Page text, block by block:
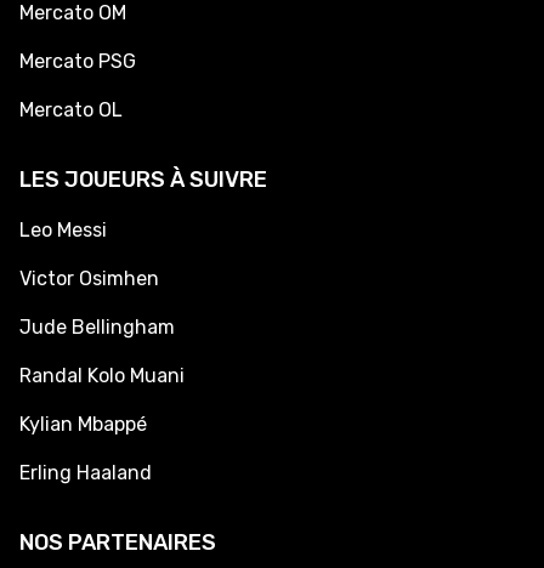
Mercato OM
Mercato PSG
Mercato OL
LES JOUEURS À SUIVRE
Leo Messi
Victor Osimhen
Jude Bellingham
Randal Kolo Muani
Kylian Mbappé
Erling Haaland
NOS PARTENAIRES